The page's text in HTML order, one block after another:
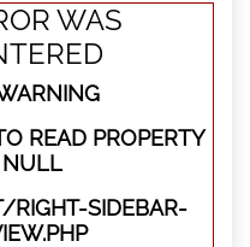
WAS
READ PROPERTY
NULL
RIGHT-SIDEBAR-